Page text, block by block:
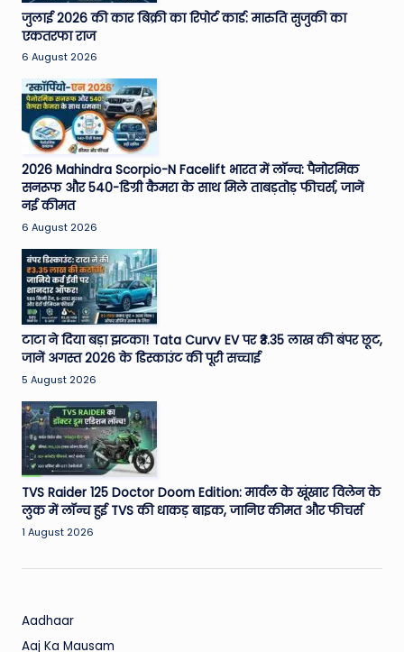
A
ro
u
n
d
T
h
e
W
o
rl
d
जुलाई 2026 की कार बिक्री का रिपोर्ट कार्ड: मारुति सुजुकी का
एकतरफा राज
6 August 2026
2026 Mahindra Scorpio-N Facelift भारत में लॉन्च: पैनोरमिक
सनरूफ और 540-डिग्री कैमरा के साथ मिले ताबड़तोड़ फीचर्स, जानें
नई कीमत
6 August 2026
टाटा ने दिया बड़ा झटका! Tata Curvv EV पर ₹3.35 लाख की बंपर छूट,
जानें अगस्त 2026 के डिस्काउंट की पूरी सच्चाई
5 August 2026
TVS Raider 125 Doctor Doom Edition: मार्वल के खूंखार विलेन के
लुक में लॉन्च हुई TVS की धाकड़ बाइक, जानिए कीमत और फीचर्स
1 August 2026
Aadhaar
Aaj Ka Mausam